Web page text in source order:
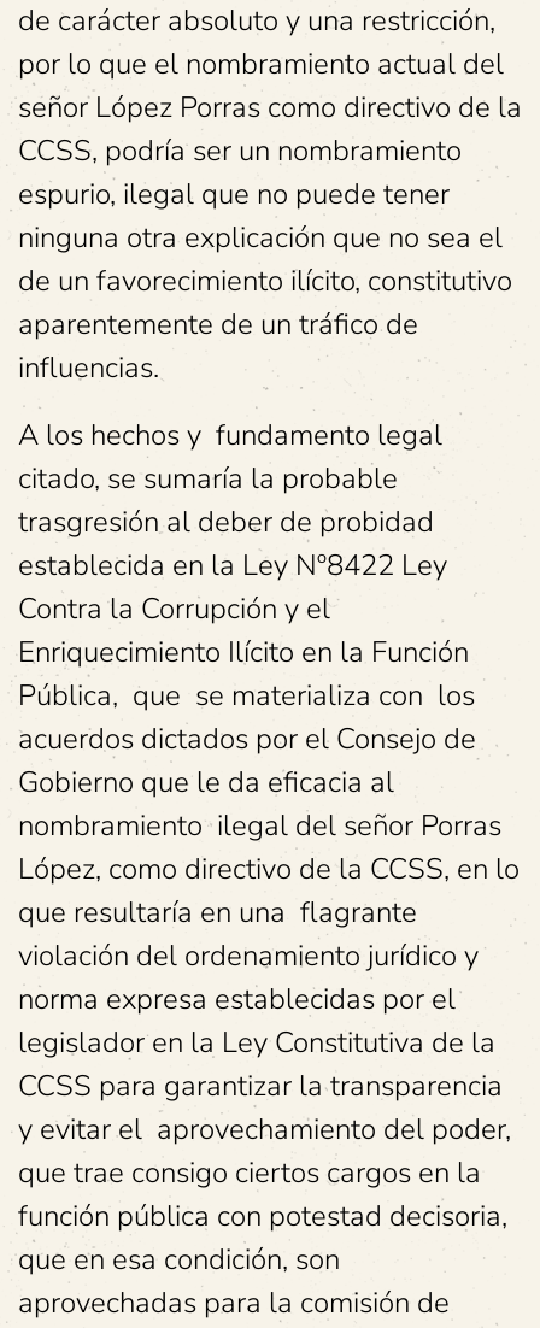
de carácter absoluto y una restricción,
por lo que el nombramiento actual del
señor López Porras como directivo de la
CCSS, podría ser un nombramiento
espurio, ilegal que no puede tener
ninguna otra explicación que no sea el
de un favorecimiento ilícito, constitutivo
aparentemente de un tráfico de
influencias.
A los hechos y fundamento legal
citado, se sumaría la probable
trasgresión al deber de probidad
establecida en la Ley Nº8422 Ley
Contra la Corrupción y el
Enriquecimiento Ilícito en la Función
Pública, que se materializa con los
acuerdos dictados por el Consejo de
Gobierno que le da eficacia al
nombramiento ilegal del señor Porras
López, como directivo de la CCSS, en lo
que resultaría en una flagrante
violación del ordenamiento jurídico y
norma expresa establecidas por el
legislador en la Ley Constitutiva de la
CCSS para garantizar la transparencia
y evitar el aprovechamiento del poder,
que trae consigo ciertos cargos en la
función pública con potestad decisoria,
que en esa condición, son
aprovechadas para la comisión de